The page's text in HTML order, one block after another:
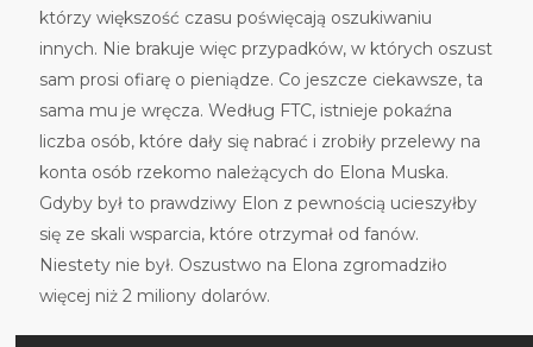
którzy większość czasu poświęcają oszukiwaniu
innych. Nie brakuje więc przypadków, w których oszust
sam prosi ofiarę o pieniądze. Co jeszcze ciekawsze, ta
sama mu je wręcza. Według FTC, istnieje pokaźna
liczba osób, które dały się nabrać i zrobiły przelewy na
konta osób rzekomo należących do Elona Muska.
Gdyby był to prawdziwy Elon z pewnością ucieszyłby
się ze skali wsparcia, które otrzymał od fanów.
Niestety nie był. Oszustwo na Elona zgromadziło
więcej niż 2 miliony dolarów.